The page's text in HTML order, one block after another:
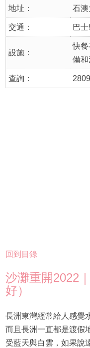
地址： 石
交通： 巴
設施：
快
備
查詢：
回到目錄
沙灘重開2022
好）
長洲東灣經常給人感覺
而且長洲一直都是渡假
受藍天與白雲，如果說